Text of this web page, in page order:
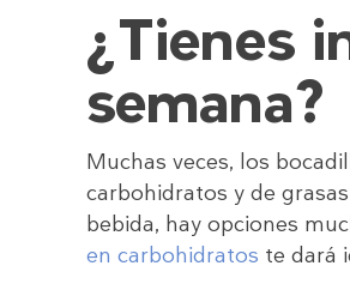
¿Tienes
semana?
Muchas veces, los
carbohidratos y de
bebida, hay opciones
en carbohidratos te dará